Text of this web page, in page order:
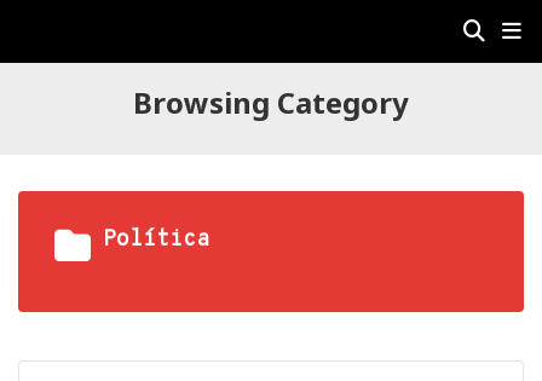
Browsing Category
Política